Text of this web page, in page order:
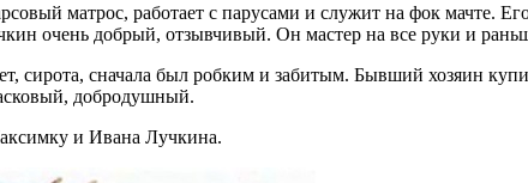
матрос, работает с парусами и служит на фок мачте.
очень добрый, отзывчивый. Он мастер на все руки и
сирота, сначала был робким и забитым. Бывший хозяин
добродушный.
и Ивана Лучкина.